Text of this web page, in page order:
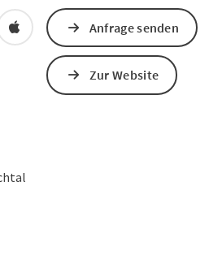
Maps öffnen
in Apple Maps öffnen
Anfrage senden
Zur Website